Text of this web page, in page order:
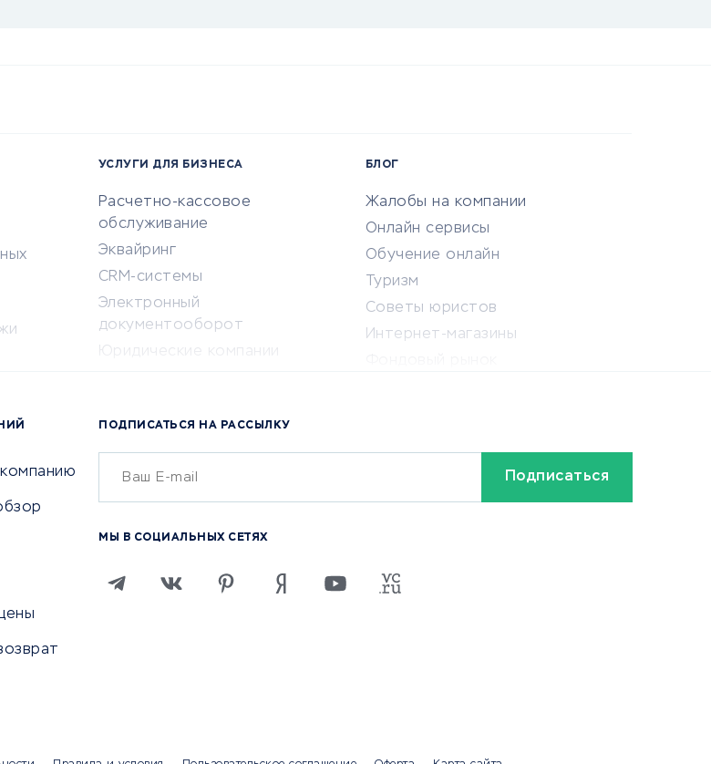
УСЛУГИ ДЛЯ БИЗНЕСА
Расчетно-кассовое
обслуживание
Эквайринг
CRM-системы
Электронный
документооборот
Юридические компании
Бухгалтерия онлайн
Онлайн-кассы
SERM
БЛОГ
Жалобы на компании
Онлайн сервисы
Обучение онлайн
Туризм
Советы юристов
Интернет-магазины
ПОДПИСАТЬСЯ НА РАССЫЛКУ
МЫ В СОЦИАЛЬНЫХ СЕТЯХ